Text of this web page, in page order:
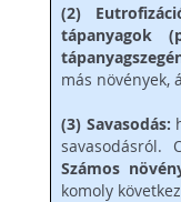
(2)
tápanyagok
más növények,
(3) Savasodás:
savasodásról.
Számos
komoly